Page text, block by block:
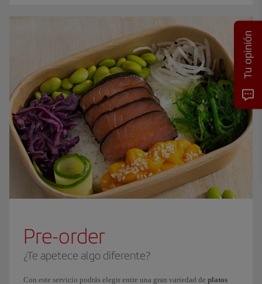
Pre-order
¿Te apetece algo diferente?
Con este servicio podrás elegir entre una gran variedad de platos
Tu opinión